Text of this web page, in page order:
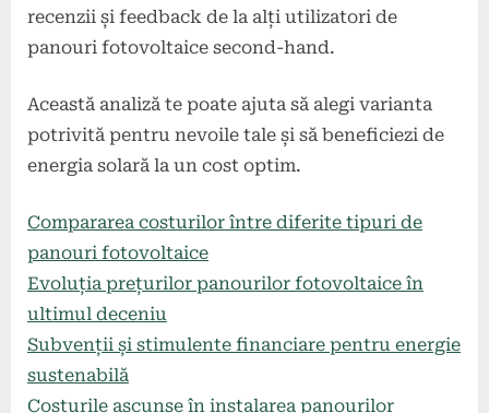
recenzii și feedback de la alți utilizatori de
panouri fotovoltaice second-hand.
Această analiză te poate ajuta să alegi varianta
potrivită pentru nevoile tale și să beneficiezi de
energia solară la un cost optim.
Compararea costurilor între diferite tipuri de
panouri fotovoltaice
Evoluția prețurilor panourilor fotovoltaice în
ultimul deceniu
Subvenții și stimulente financiare pentru energie
sustenabilă
Costurile ascunse în instalarea panourilor